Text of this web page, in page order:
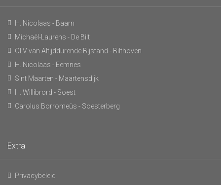
H. Nicolaas - Baarn
Michaël-Laurens - De Bilt
OLV van Altijddurende Bijstand - Bilthoven
H. Nicolaas - Eemnes
Sint Maarten - Maartensdijk
H. Willibrord - Soest
Carolus Borromeüs - Soesterberg
Extra
Privacybeleid